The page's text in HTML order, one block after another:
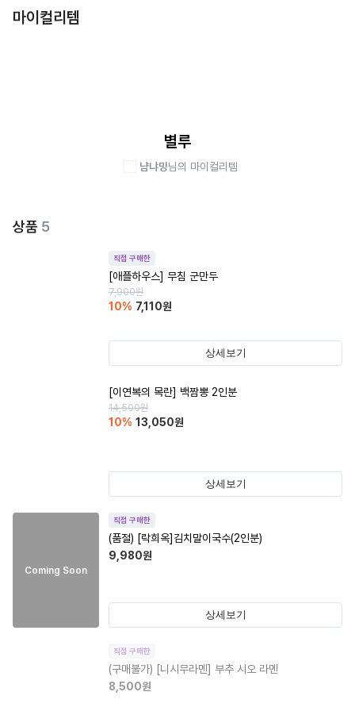
마이컬리템
별루
냠냐밍님의 마이컬리템
상품 5
직접 구매한
[애플하우스] 무침 군만두
7,900원
10% 7,110원
상세보기
[이연복의 목란] 백짬뽕 2인분
14,500원
10% 13,050원
상세보기
Coming Soon
직접 구매한
(품절) [락희옥]김치말이국수(2인분)
9,980원
상세보기
직접 구매한
(구매불가) [니시무라멘] 부추 시오 라멘
8,500원